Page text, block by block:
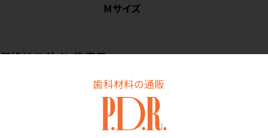
歯科材料の通販
Mサイズ
価格はログイン後表示